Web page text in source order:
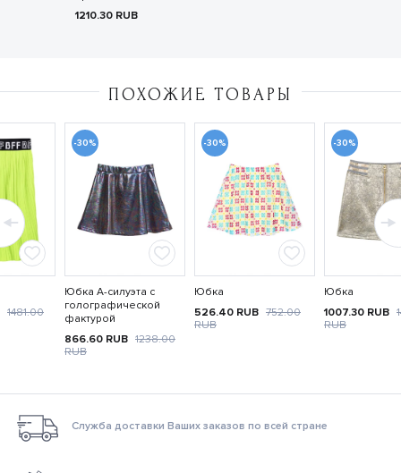
1210.30 RUB
ПОХОЖИЕ ТОВАРЫ
1481.00
-30%
Юбка А-силуэта с
голографической
фактурой
866.60 RUB 1238.00
RUB
-30%
Юбка
526.40 RUB 752.00
RUB
-30%
Юбка
1007.30 RUB
RUB
Служба доставки Ваших заказов по всей стране